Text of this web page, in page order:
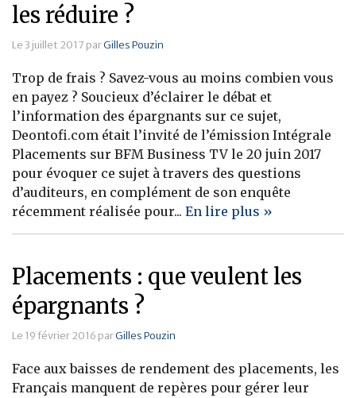
les réduire ?
Le 3 juillet 2017 parGilles Pouzin
Trop de frais ? Savez-vous au moins combien vous
en payez ? Soucieux d’éclairer le débat et
l’information des épargnants sur ce sujet,
Deontofi.com était l’invité de l’émission Intégrale
Placements sur BFM Business TV le 20 juin 2017
pour évoquer ce sujet à travers des questions
d’auditeurs, en complément de son enquête
récemment réalisée pour... En lire plus »
Placements : que veulent les
épargnants ?
Le 19 février 2016 parGilles Pouzin
Face aux baisses de rendement des placements, les
Français manquent de repères pour gérer leur